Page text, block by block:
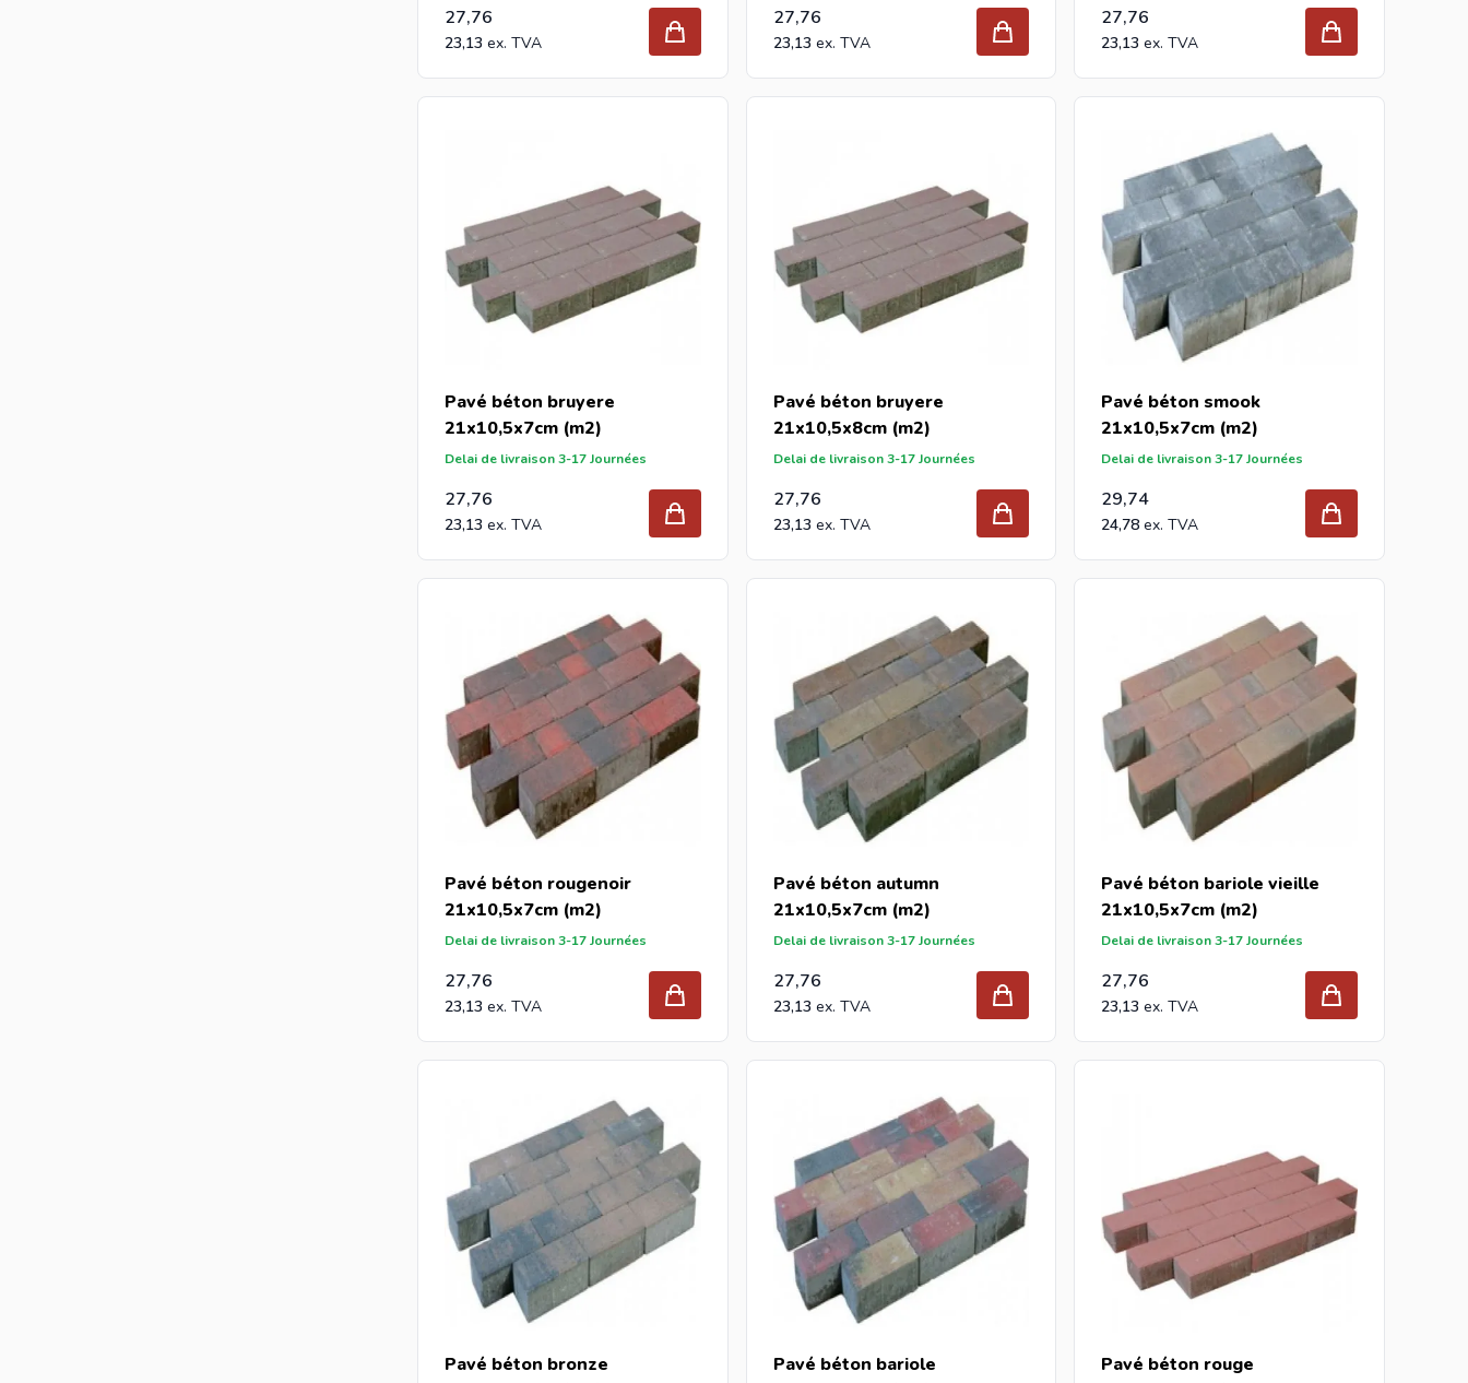
27,76
23,13
27,76
23,13
27,76
23,13
Pavé béton bruyere
21x10,5x7cm (m2)
Delai de livraison 3-17 Journées
27,76
23,13
Pavé béton bruyere
21x10,5x8cm (m2)
Delai de livraison 3-17 Journées
27,76
23,13
Pavé béton smook
21x10,5x7cm (m2)
Delai de livraison 3-17 Journées
29,74
24,78
Pavé béton rougenoir
21x10,5x7cm (m2)
Delai de livraison 3-17 Journées
27,76
23,13
Pavé béton autumn
21x10,5x7cm (m2)
Delai de livraison 3-17 Journées
27,76
23,13
Pavé béton bariole vieille
21x10,5x7cm (m2)
Delai de livraison 3-17 Journées
27,76
23,13
Pavé béton bronze
Pavé béton bariole
Pavé béton rouge